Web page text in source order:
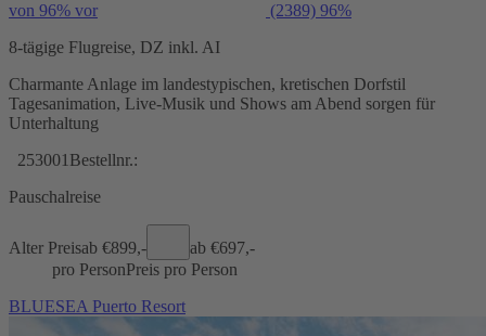
von 96% vor (2389) 96%
8-tägige Flugreise, DZ inkl. AI
Charmante Anlage im landestypischen, kretischen Dorfstil
Tagesanimation, Live-Musik und Shows am Abend sorgen für
Unterhaltung
253001 Bestellnr.:
Pauschalreise
Alter Preisab €899,- ab €697,-
pro PersonPreis pro Person
BLUESEA Puerto Resort